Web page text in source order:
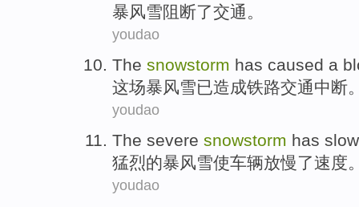
暴风雪阻断了交通。
youdao
The snowstorm has caused a
这场暴风雪已造成铁路交通中断
youdao
The severe snowstorm has
猛烈的暴风雪使车辆放慢了速度
youdao